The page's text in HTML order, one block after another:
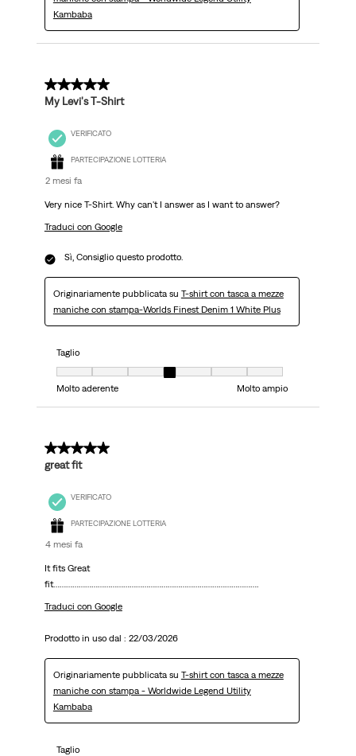
Kambaba
5 su 5 stelle.
My Levi's T-Shirt
VERIFICATO
PARTECIPAZIONE LOTTERIA
2 mesi fa
Very nice T-Shirt. Why can't I answer as I want to answer?
Traduci con Google
Sì, Consiglio questo prodotto.
Originariamente pubblicata su T-shirt con tasca a mezze
maniche con stampa-Worlds Finest Denim 1 White Plus
Taglio
Molto aderente
Molto ampio
5 su 5 stelle.
great fit
VERIFICATO
PARTECIPAZIONE LOTTERIA
4 mesi fa
It fits Great
fit…………………………………………………………………………………….
Traduci con Google
Prodotto in uso dal : 22/03/2026
Originariamente pubblicata su T-shirt con tasca a mezze
maniche con stampa - Worldwide Legend Utility
Kambaba
Taglio